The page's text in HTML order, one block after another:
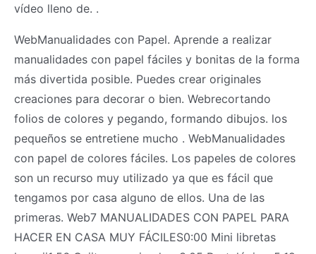
vídeo lleno de. .
WebManualidades con Papel. Aprende a realizar
manualidades con papel fáciles y bonitas de la forma
más divertida posible. Puedes crear originales
creaciones para decorar o bien. Webrecortando
folios de colores y pegando, formando dibujos. los
pequeños se entretiene mucho . WebManualidades
con papel de colores fáciles. Los papeles de colores
son un recurso muy utilizado ya que es fácil que
tengamos por casa alguno de ellos. Una de las
primeras. Web7 MANUALIDADES CON PAPEL PARA
HACER EN CASA MUY FÁCILES0:00 Mini libretas